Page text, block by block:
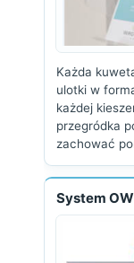
Każda
ulotki w
każdej
przegródka
zachować
System